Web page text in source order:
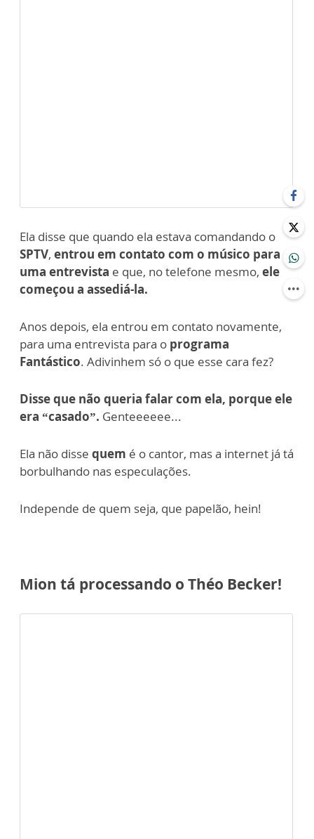
Ela disse que quando ela estava comandando o
SPTV, entrou em contato com o músico para
uma entrevista e que, no telefone mesmo, ele
começou a assediá-la.
Anos depois, ela entrou em contato novamente,
para uma entrevista para o programa
Fantástico. Adivinhem só o que esse cara fez?
Disse que não queria falar com ela, porque ele
era “casado”. Genteeeeee...
Ela não disse quem é o cantor, mas a internet já tá
borbulhando nas especulações.
Independe de quem seja, que papelão, hein!
Mion tá processando o Théo Becker!